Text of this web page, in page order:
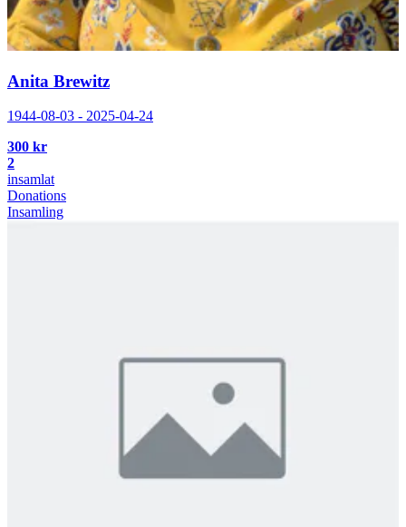
Anita Brewitz
1944-08-03 - 2025-04-24
300 kr
2
insamlat
Donations
Insamling